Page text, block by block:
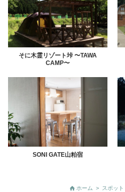
そに木霊リゾート垰 〜TAWA
CAMP〜
SONI GATE山粕宿
ホーム > スポット